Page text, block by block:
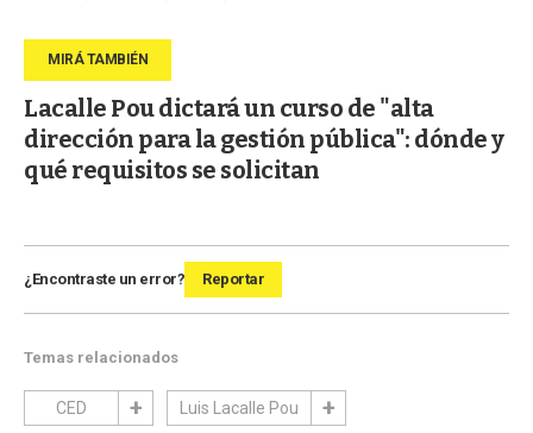
Lacalle Pou dictará un curso de "alta
dirección para la gestión pública": dónde y
qué requisitos se solicitan
¿Encontraste un error? Reportar
Temas relacionados
CED Luis Lacalle Pou